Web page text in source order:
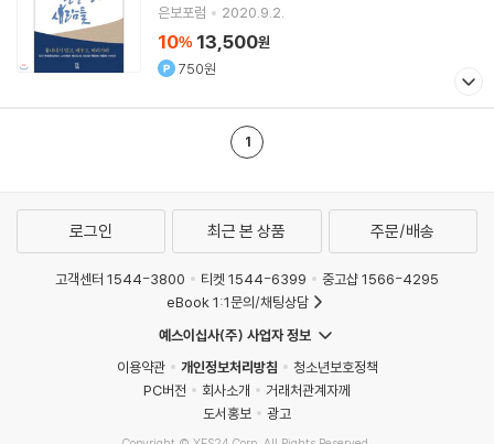
은보포럼
2020.9.2.
10% 13,500원
750원
1
로그인 최근 본 상품 주문/배송
고객센터 1544-3800 티켓 1544-6399
중고샵 1566-4295
eBook 1:1문의/채팅상담
예스이십사(주) 사업자 정보
이용약관
개인정보처리방침
청소년보호정책
PC버전
회사소개
거래처관계자께
도서홍보
광고